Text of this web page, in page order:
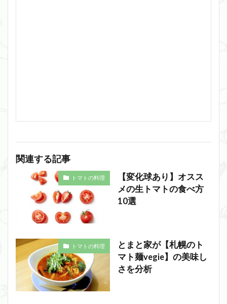
関連する記事
トマトの料理
【変化球あり】オスス
メの生トマトの食べ方
10選
トマトの料理
とまと家が【札幌のト
マト麺vegie】の美味し
さを分析